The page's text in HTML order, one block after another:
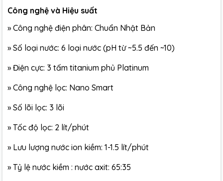
Công nghệ và Hiệu suất
» Công nghệ điện phân: Chuẩn Nhật Bản
» Số loại nước: 6 loại nước (pH từ ~5.5 đến ~10)
» Điện cực: 3 tấm titanium phủ Platinum
» Công nghệ lọc: Nano Smart
» Số lõi lọc: 3 lõi
» Tốc độ lọc: 2 lít/phút
» Lưu lượng nước ion kiềm: 1-1.5 lít/phút
» Tỷ lệ nước kiềm : nước axit: 65:35